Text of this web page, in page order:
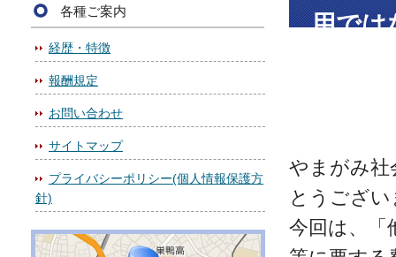
用では
やまがみ社
とうござ
今回は、「
各種ご案内
経歴・特徴
報酬規定
お問い合わせ
サイトマップ
プライバシーポリシー(個人情報保護方
針)